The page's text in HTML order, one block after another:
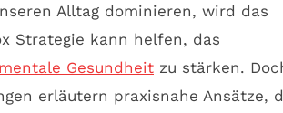
Alltag dominieren, wird das
Strategie kann helfen, das
mentale Gesundheit zu stärken.
erläutern praxisnahe Ansätze,